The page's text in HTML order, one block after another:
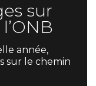
sur
année,
sur le chemin